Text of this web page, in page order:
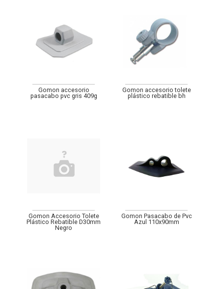
Gomon accesorio
pasacabo pvc gris 409g
Gomon accesorio tolete
plástico rebatible bh
Gomon Accesorio Tolete
Plástico Rebatible D30mm
Negro
Gomon Pasacabo de Pvc
Azul 110x90mm